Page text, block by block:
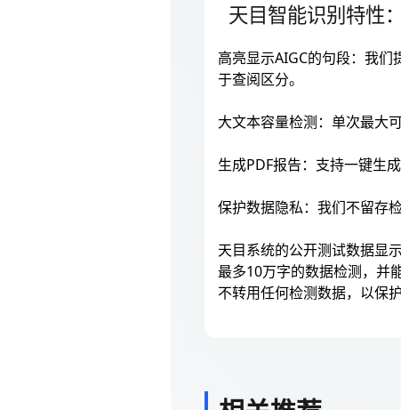
天目智能识别特性：
高亮显示AIGC的句段：我
于查阅区分。
大文本容量检测：单次最大
生成PDF报告：支持一键生
保护数据隐私：我们不留存
天目系统的公开测试数据显
最多10万字的数据检测，并
不转用任何检测数据，以保